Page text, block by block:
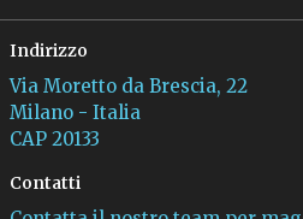
Indirizzo
Via Moretto da Brescia, 22
Milano - Italia
CAP 20133
Contatti